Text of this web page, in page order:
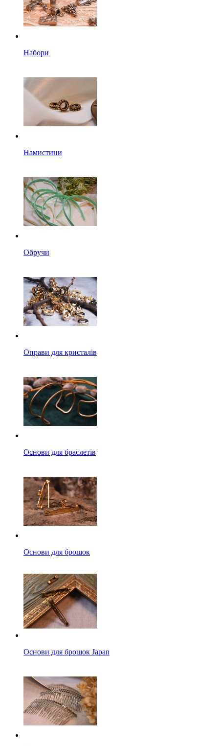
Набори
Намистини
Обручи
Оправи для кристалів
Основи для браслетів
Основи для брошок
Основи для брошок Japan